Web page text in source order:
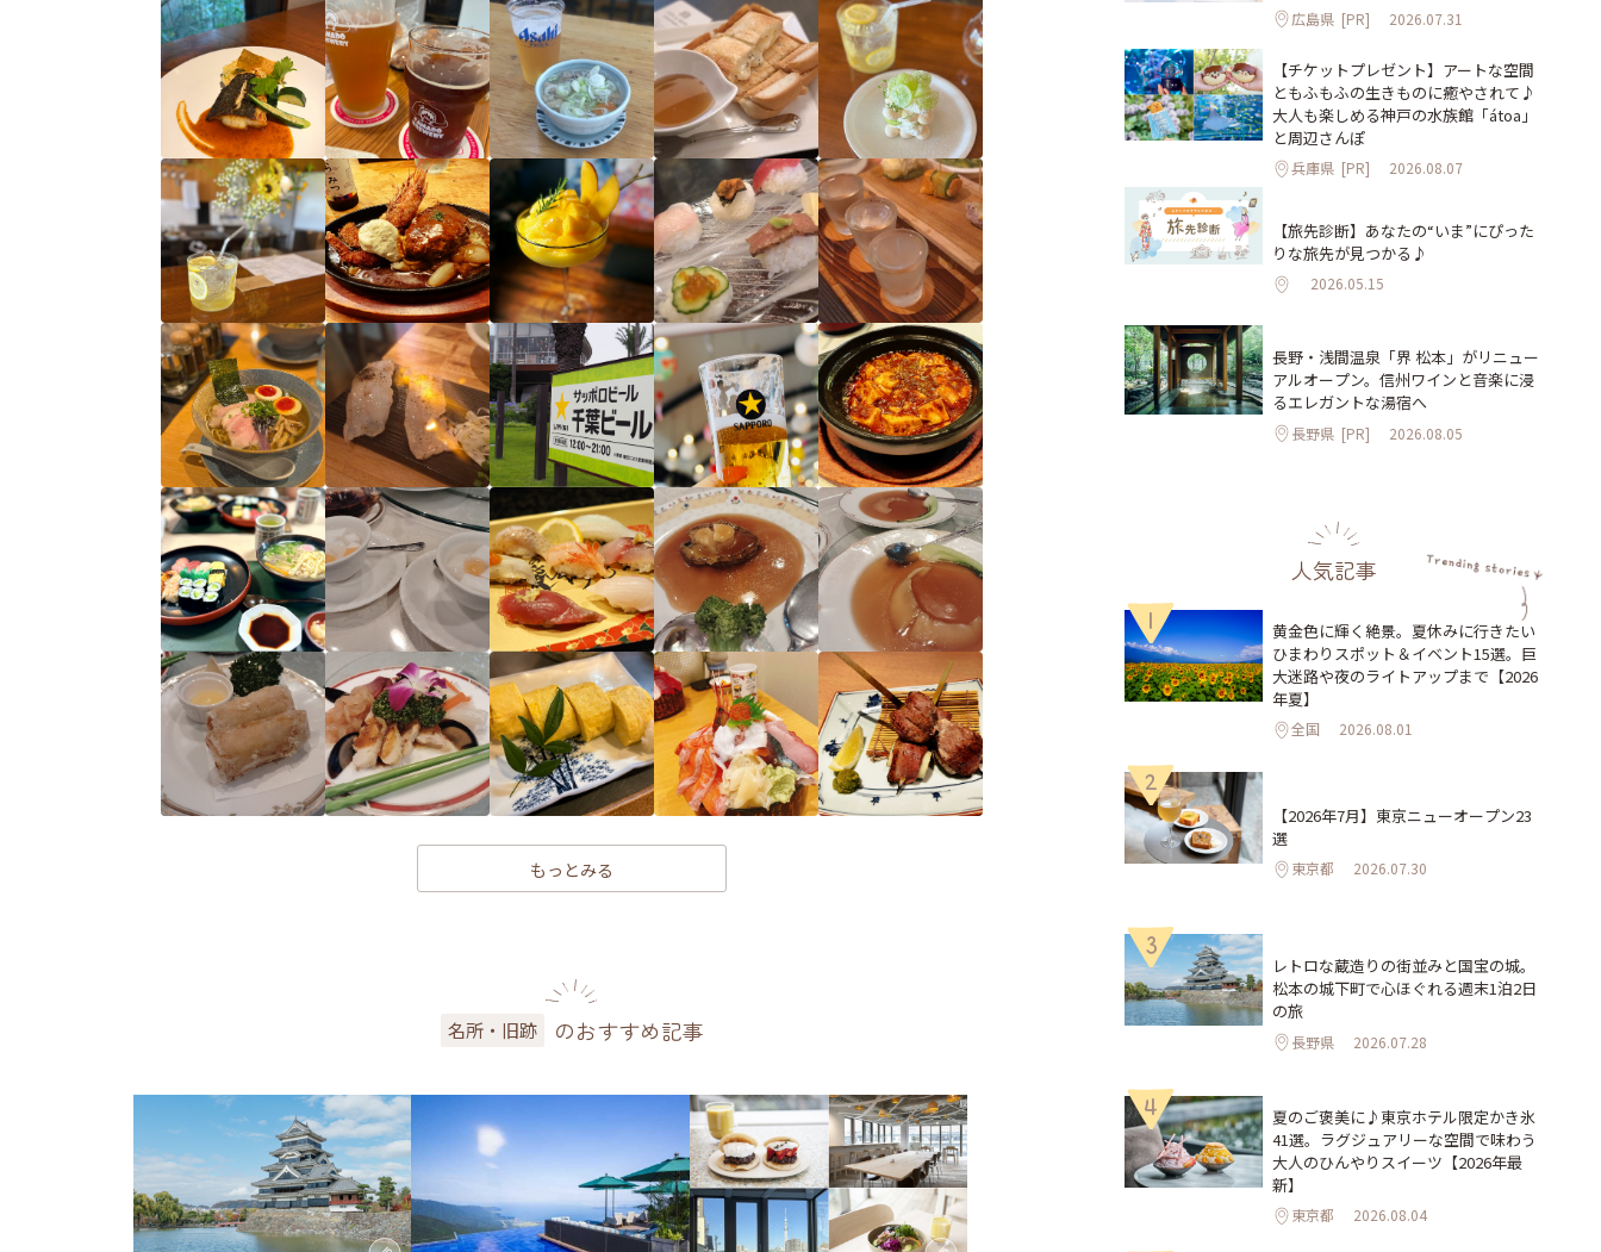
もっとみる
名所・旧跡 のおすすめ記事
広島県 [PR] 2026.07.31
【チケットプレゼント】アートな空間
ともふもふの生きものに癒やされて♪
大人も楽しめる神戸の水族館「átoa」
と周辺さんぽ
兵庫県 [PR] 2026.08.07
【旅先診断】あなたの“いま”にぴった
りな旅先が見つかる♪
2026.05.15
長野・浅間温泉「界 松本」がリニュー
アルオープン。信州ワインと音楽に浸
るエレガントな湯宿へ
長野県 [PR] 2026.08.05
人気記事
1
黄金色に輝く絶景。夏休みに行きたい
ひまわりスポット＆イベント15選。巨
大迷路や夜のライトアップまで【2026
年夏】
全国 2026.08.01
2
【2026年7月】東京ニューオープン23
選
東京都 2026.07.30
3
レトロな蔵造りの街並みと国宝の城。
松本の城下町で心ほぐれる週末1泊2日
の旅
長野県 2026.07.28
4
夏のご褒美に♪東京ホテル限定かき氷
41選。ラグジュアリーな空間で味わう
大人のひんやりスイーツ【2026年最
新】
東京都 2026.08.04